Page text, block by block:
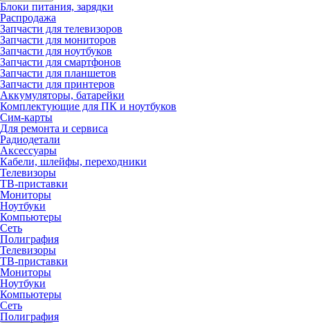
Блоки питания, зарядки
Распродажа
Запчасти для телевизоров
Запчасти для мониторов
Запчасти для ноутбуков
Запчасти для смартфонов
Запчасти для планшетов
Запчасти для принтеров
Аккумуляторы, батарейки
Комплектующие для ПК и ноутбуков
Сим-карты
Для ремонта и сервиса
Радиодетали
Аксессуары
Кабели, шлейфы, переходники
Телевизоры
ТВ-приставки
Мониторы
Ноутбуки
Компьютеры
Сеть
Полиграфия
Телевизоры
ТВ-приставки
Мониторы
Ноутбуки
Компьютеры
Сеть
Полиграфия